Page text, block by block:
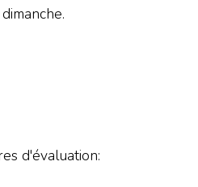
d'évaluation: